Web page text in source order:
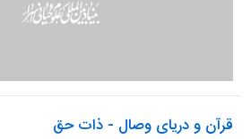
قرآن و دریای وصال - ذات حق